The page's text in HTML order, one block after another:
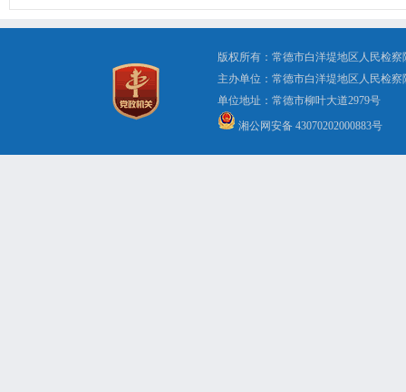
版权所有：常德市白洋堤地区人民检
主办单位：常德市白洋堤地区人民检
单位地址：常德市柳叶大道2979号
湘公网安备 43070202000883号